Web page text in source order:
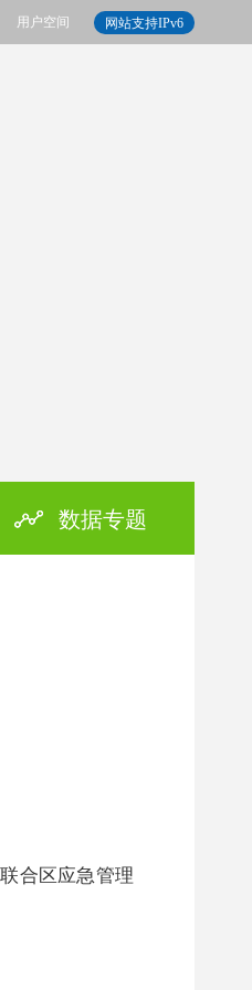
网站支持IPv6
用户空间
数据专题
合区应急管理